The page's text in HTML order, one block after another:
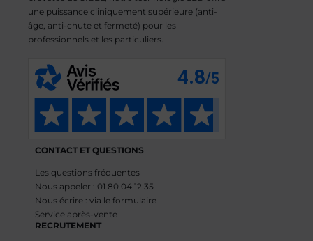
une puissance cliniquement supérieure (anti-
âge, anti-chute et fermeté) pour les
professionnels et les particuliers.
CONTACT ET QUESTIONS
Les questions fréquentes
Nous appeler : 01 80 04 12 35
Nous écrire : via le formulaire
Service après-vente
RECRUTEMENT